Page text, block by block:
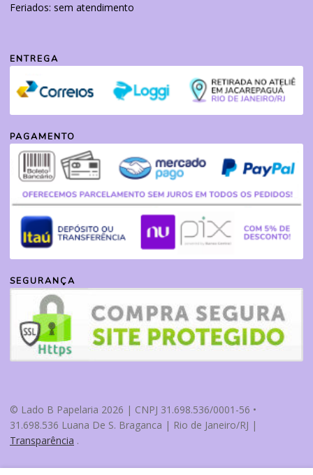
Feriados: sem atendimento
ENTREGA
PAGAMENTO
SEGURANÇA
© Lado B Papelaria 2026 | CNPJ 31.698.536/0001-56 •
31.698.536 Luana De S. Braganca | Rio de Janeiro/RJ |
Transparência .